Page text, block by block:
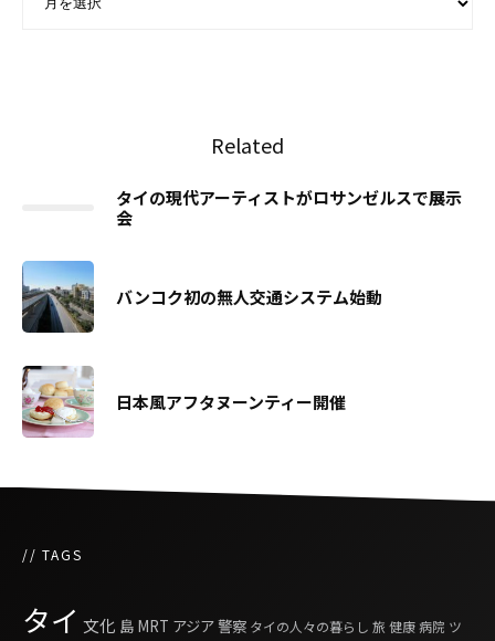
Related
タイの現代アーティストがロサンゼルスで展示
会
バンコク初の無人交通システム始動
日本風アフタヌーンティー開催
// TAGS
タイ 文化 島 MRT アジア警察 タイの人々の暮らし 旅 健康病院 ツ